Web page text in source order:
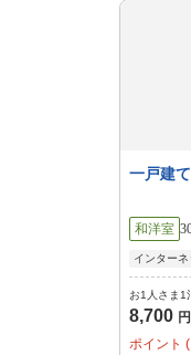
一戸建て
和洋室
インター
お1人さま1
8,700 円
ポイント